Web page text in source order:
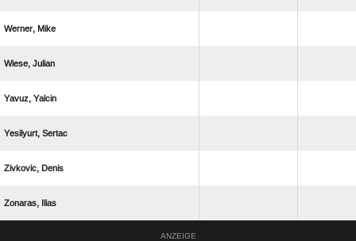
 
 
 
 
 
 
ANZEIGE